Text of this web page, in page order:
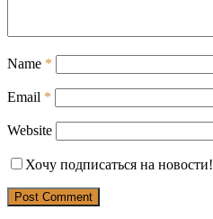
Name *
Email *
Website
Хочу подписаться на новости!